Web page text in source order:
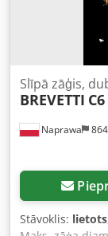
Naprawa
Slīpā zāģis,
BREVETTI C6
Stāvoklis: lietots